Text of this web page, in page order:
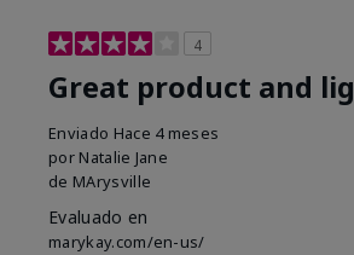
4
Great product and
Enviado Hace 4 meses
por Natalie Jane
de MArysville
Evaluado en
marykay.com/en-us/